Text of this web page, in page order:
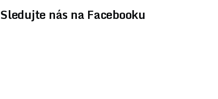
Sledujte nás na Facebooku